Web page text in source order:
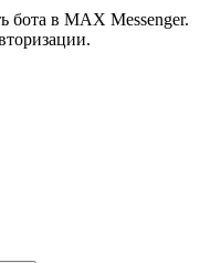
в MAX Messenger.